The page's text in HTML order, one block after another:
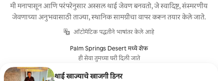
मी मनापासून आणि परंपरेनुसार अस्सल थाई जेवण बनवतो, जे स्वादिष्ट, संस्मरणीय
जेवणाच्या अनुभवासाठी ताज्या, स्थानिक सामग्रीचा वापर करून तयार केले जाते.
ऑटोमॅटिक पद्धतीने भाषांतर केले आहे
Palm Springs Desert मध्ये शेफ
ही सेवा तुमच्या घरी दिली जाते
थाई खाज्याचे खाजगी डिनर